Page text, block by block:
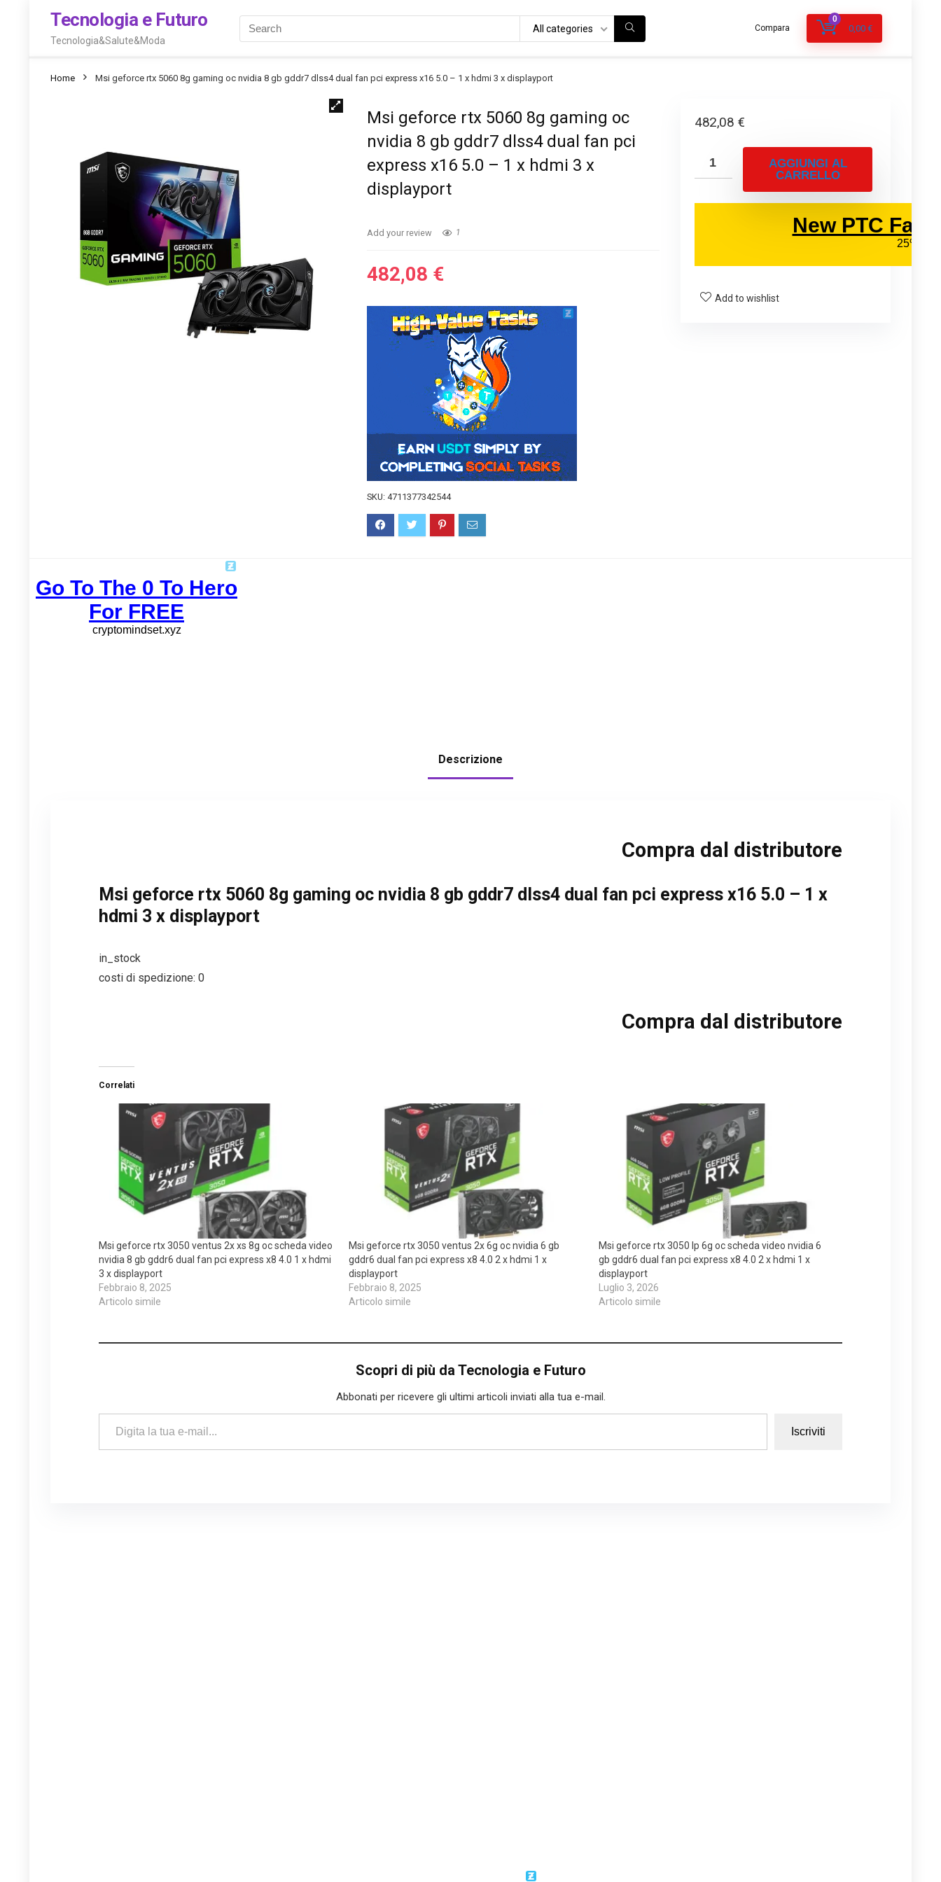
Tecnologia e Futuro
Tecnologia&Salute&Moda
All categories Compara
0
0,00 €
Home Msi geforce rtx 5060 8g gaming oc nvidia 8 gb gddr7 dlss4 dual fan pci express x16 5.0 – 1 x hdmi 3 x displayport
Msi geforce rtx 5060 8g gaming oc
nvidia 8 gb gddr7 dlss4 dual fan pci
express x16 5.0 – 1 x hdmi 3 x
displayport
Add your review 1
482,08 €
SKU:4711377342544
482,08 €
AGGIUNGI AL
CARRELLO
Add to wishlist
Descrizione
Compra dal distributore
Msi geforce rtx 5060 8g gaming oc nvidia 8 gb gddr7 dlss4 dual fan pci express x16 5.0 – 1 x
hdmi 3 x displayport
in_stock
costi di spedizione: 0
Compra dal distributore
Correlati
Msi geforce rtx 3050 ventus 2x xs 8g oc scheda video
nvidia 8 gb gddr6 dual fan pci express x8 4.0 1 x hdmi
3 x displayport
Febbraio 8, 2025
Articolo simile
Msi geforce rtx 3050 ventus 2x 6g oc nvidia 6 gb
gddr6 dual fan pci express x8 4.0 2 x hdmi 1 x
displayport
Febbraio 8, 2025
Articolo simile
Msi geforce rtx 3050 lp 6g oc scheda video nvidia 6
gb gddr6 dual fan pci express x8 4.0 2 x hdmi 1 x
displayport
Luglio 3, 2026
Articolo simile
Scopri di più da Tecnologia e Futuro
Abbonati per ricevere gli ultimi articoli inviati alla tua e-mail.
Digita la tua e-mail...
Iscriviti